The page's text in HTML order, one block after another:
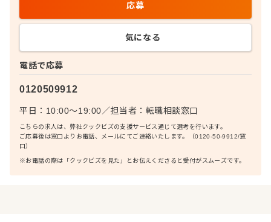
電話で応募
0120509912
平日：10:00〜19:00／担当者： 転職相談窓口
こちらの求人は、弊社クックビズの支援サービス通じて選考を行います。
ご応募後は窓口よりお電話、メールにてご連絡いたします。（0120-50-9912/窓
口）
※お電話の際は「クックビズを見た」とお伝えくださると受付がスムーズです。
応募
気になる